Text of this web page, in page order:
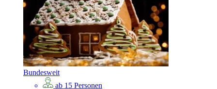
Bundesweit
ab 15 Personen